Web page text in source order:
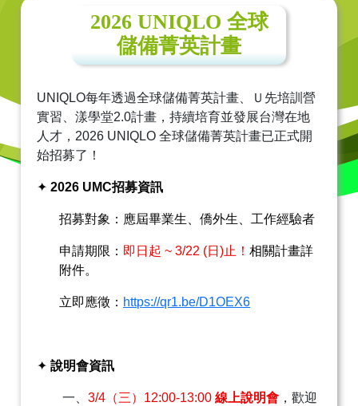
2026 UNIQLO 全球
儲備菁英計畫
UNIQLO每年透過全球儲備菁英計畫、Ｕ先培訓營
實習、漾學堂2.0計畫，持續培育並發展台灣在地
人才， 2026 UNIQLO 全球儲備菁英計畫已正式開
始招募了！
✦ 2026 UMC招募資訊
招募對象：應屆畢業生、僑外生、工作經驗者
申請期限： 即日起 ~ 3/22 (日)止！相關計畫詳
附件。
立即應徵： https://qr1.be/D1OEX6
✦ 說明會資訊
一、 3/4（三） 12:00-13:00 線上說明會，歡迎